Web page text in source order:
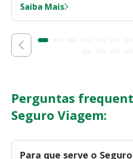
Saiba Mais
Perguntas
Seguro Viagem:
Para que serve o